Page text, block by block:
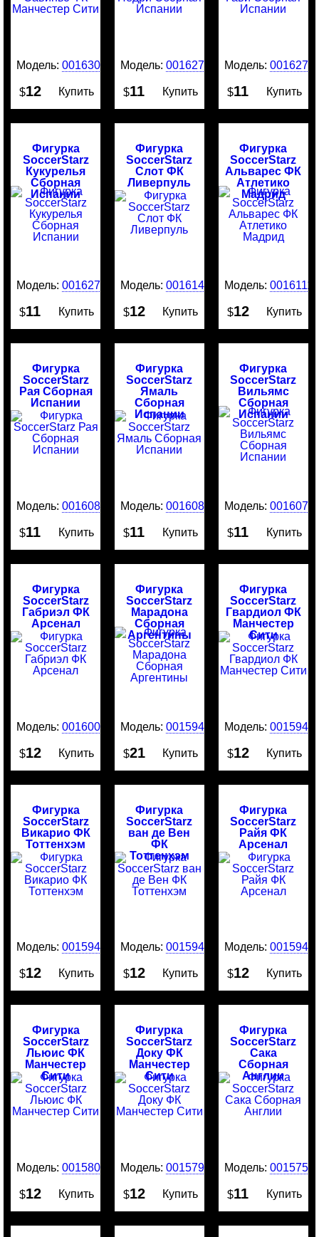
Модель:0016303
$12 Купить
Модель:0016275
$11 Купить
Модель: 0016274
$11 Купить
Фигурка
SoccerStarz
Кукурелья
Сборная
Испании
Модель:0016273
$11 Купить
Фигурка
SoccerStarz
Слот ФК
Ливерпуль
Модель:0016141
$12 Купить
Фигурка
SoccerStarz
Альварес ФК
Атлетико
Мадрид
Модель: 0016111
$12 Купить
Фигурка
SoccerStarz
Рая Сборная
Испании
Модель:0016081
$11 Купить
Фигурка
SoccerStarz
Ямаль
Сборная
Испании
Модель:0016080
$11 Купить
Фигурка
SoccerStarz
Вильямс
Сборная
Испании
Модель: 0016079
$11 Купить
Фигурка
SoccerStarz
Габриэл ФК
Арсенал
Модель:0016003
$12 Купить
Фигурка
SoccerStarz
Марадона
Сборная
Аргентины
Модель:0015946
$21 Купить
Фигурка
SoccerStarz
Гвардиол ФК
Манчестер
Сити
Модель: 0015945
$12 Купить
Фигурка
SoccerStarz
Викарио ФК
Тоттенхэм
Модель:0015944
$12 Купить
Фигурка
SoccerStarz
ван де Вен
ФК
Тоттенхэм
Модель:0015943
$12 Купить
Фигурка
SoccerStarz
Райя ФК
Арсенал
Модель: 0015942
$12 Купить
Фигурка
SoccerStarz
Льюис ФК
Манчестер
Сити
Модель:0015800
$12 Купить
Фигурка
SoccerStarz
Доку ФК
Манчестер
Сити
Модель:0015799
$12 Купить
Фигурка
SoccerStarz
Сака
Сборная
Англии
Модель: 0015751
$11 Купить